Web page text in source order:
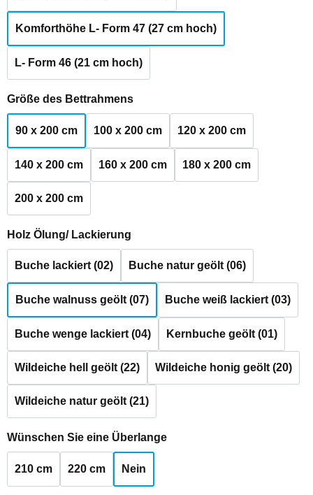
Komforthöhe L- Form 47 (27 cm hoch)
L- Form 46 (21 cm hoch)
Größe des Bettrahmensauswählen
90 x 200 cm 100 x 200 cm 120 x 200 cm
140 x 200 cm 160 x 200 cm 180 x 200 cm
200 x 200 cm
Holz Ölung/ Lackierung
Buche lackiert (02) Buche natur geölt (06)
Buche walnuss geölt (07) Buche weiß lackiert (03)
Buche wenge lackiert (04) Kernbuche geölt (01)
Wildeiche hell geölt (22) Wildeiche honig geölt (20)
Wildeiche natur geölt (21)
Wünschen Sie eine Überlangeauswählen
210 cm 220 cm Nein